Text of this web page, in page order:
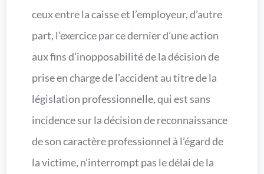
ceux entre la caisse et l’employeur, d’autre
part, l’exercice par ce dernier d’une action
aux fins d’inopposabilité de la décision de
prise en charge de l’accident au titre de la
législation professionnelle, qui est sans
incidence sur la décision de reconnaissance
de son caractère professionnel à l’égard de
la victime, n’interrompt pas le délai de la